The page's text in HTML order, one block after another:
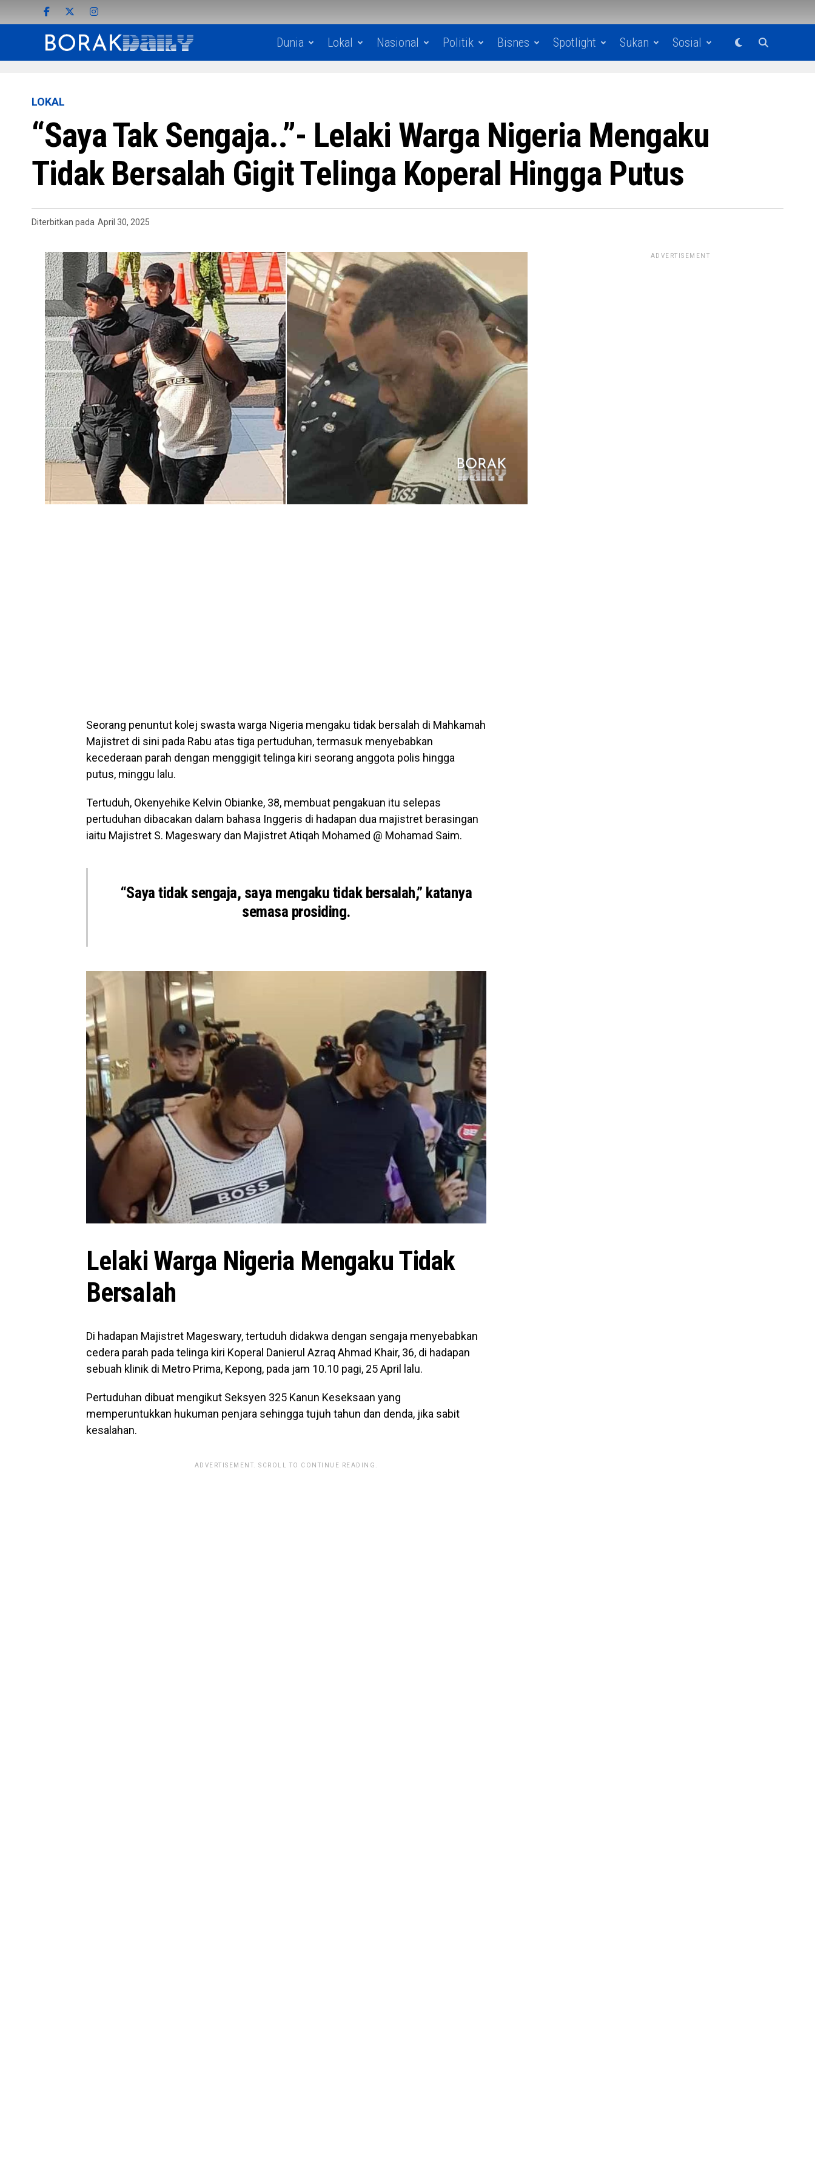
Dunia Lokal Nasional Politik Bisnes Spotlight Sukan Sosial
LOKAL
“Saya Tak Sengaja..”- Lelaki Warga Nigeria Mengaku
Tidak Bersalah Gigit Telinga Koperal Hingga Putus
Diterbitkan pada April 30, 2025
Seorang penuntut kolej swasta warga Nigeria mengaku tidak bersalah di Mahkamah
Majistret di sini pada Rabu atas tiga pertuduhan, termasuk menyebabkan
kecederaan parah dengan menggigit telinga kiri seorang anggota polis hingga
putus, minggu lalu.
Tertuduh, Okenyehike Kelvin Obianke, 38, membuat pengakuan itu selepas
pertuduhan dibacakan dalam bahasa Inggeris di hadapan dua majistret berasingan
iaitu Majistret S. Mageswary dan Majistret Atiqah Mohamed @ Mohamad Saim.
“Saya tidak sengaja, saya mengaku tidak bersalah,” katanya
semasa prosiding.
Lelaki Warga Nigeria Mengaku Tidak
Bersalah
Di hadapan Majistret Mageswary, tertuduh didakwa dengan sengaja menyebabkan
cedera parah pada telinga kiri Koperal Danierul Azraq Ahmad Khair, 36, di hadapan
sebuah klinik di Metro Prima, Kepong, pada jam 10.10 pagi, 25 April lalu.
Pertuduhan dibuat mengikut Seksyen 325 Kanun Keseksaan yang
memperuntukkan hukuman penjara sehingga tujuh tahun dan denda, jika sabit
kesalahan.
ADVERTISEMENT. SCROLL TO CONTINUE READING.
ADVERTISEMENT